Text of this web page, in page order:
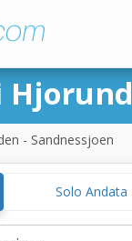
- Sandnessjoen
Solo Andata